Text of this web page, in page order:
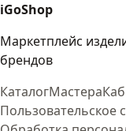
iGoShop
Маркетплейс
брендов
КаталогМастера
Пользовательское